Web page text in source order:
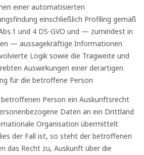
einer automatisierten
einschließlich Profiling gemäß
und 4 DS-GVO und — zumindest in
— aussagekräftige Informationen
Logik sowie die Tragweite und
Auswirkungen einer derartigen
für die betroffene Person
Person ein Auskunftsrecht
Daten an ein Drittland
Organisation übermittelt
der Fall ist, so steht der betroffenen
das Recht zu, Auskunft über die